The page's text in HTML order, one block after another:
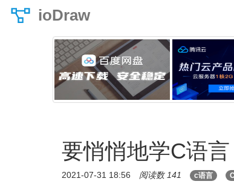
ioDraw
要悄悄地学C语
2021-07-31 18:56 阅读数 141 c语言